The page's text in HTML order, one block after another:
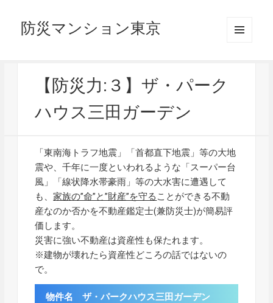
防災マンション東京
【防災力:３】ザ・パーク
ハウス三田ガーデン
「東南海トラフ地震」「首都直下地震」等の大地
震や、千年に一度といわれるような「スーパー台
風」「線状降水帯豪雨」等の大水害に遭遇して
も、家族の”命”と”財産”を守る ことができる不動
産なのか否かを不動産鑑定士(兼防災士)が簡易評
価します。
災害に強い不動産は資産性も保たれます。
※建物が壊れたら資産性どころの話ではないの
で。
物件名 ザ・パークハウス三田ガーデン